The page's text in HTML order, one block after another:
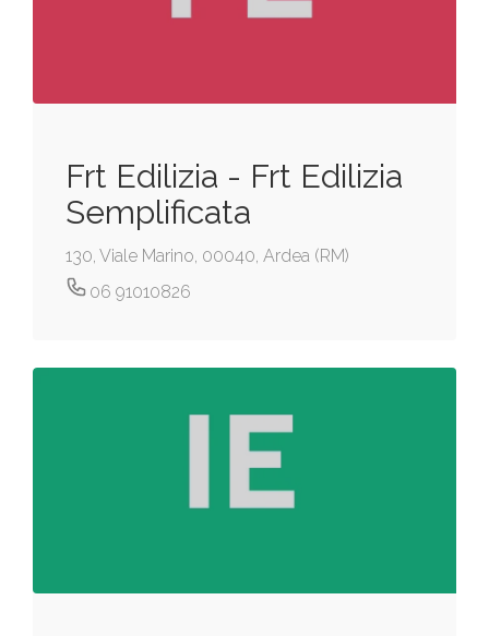
Frt Edilizia - Frt Edilizia
Semplificata
130, Viale Marino, 00040, Ardea (RM)
06 91010826